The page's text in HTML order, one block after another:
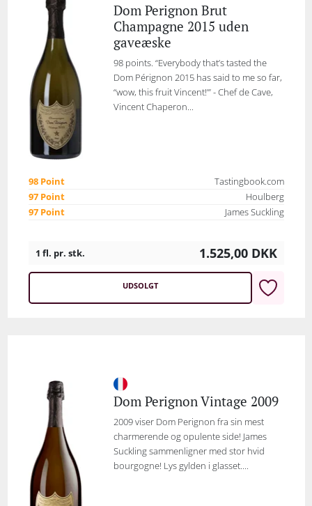
Dom Perignon Brut
Champagne 2015 uden
gaveæske
98 points. “Everybody that’s tasted the
Dom Pérignon 2015 has said to me so far,
“wow, this fruit Vincent!”’ - Chef de Cave,
Vincent Chaperon...
98 Point
Tastingbook.com
97 Point
Houlberg
97 Point
James Suckling
1 fl. pr. stk. 1.525,00 DKK
UDSOLGT
Dom Perignon Vintage 2009
2009 viser Dom Perignon fra sin mest
charmerende og opulente side! James
Suckling sammenligner med stor hvid
bourgogne! Lys gylden i glasset....